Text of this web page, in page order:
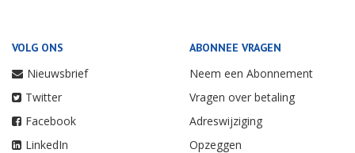
VOLG ONS
Nieuwsbrief
Twitter
Facebook
LinkedIn
ABONNEE VRAGEN
Neem een Abonnement
Vragen over betaling
Adreswijziging
Opzeggen